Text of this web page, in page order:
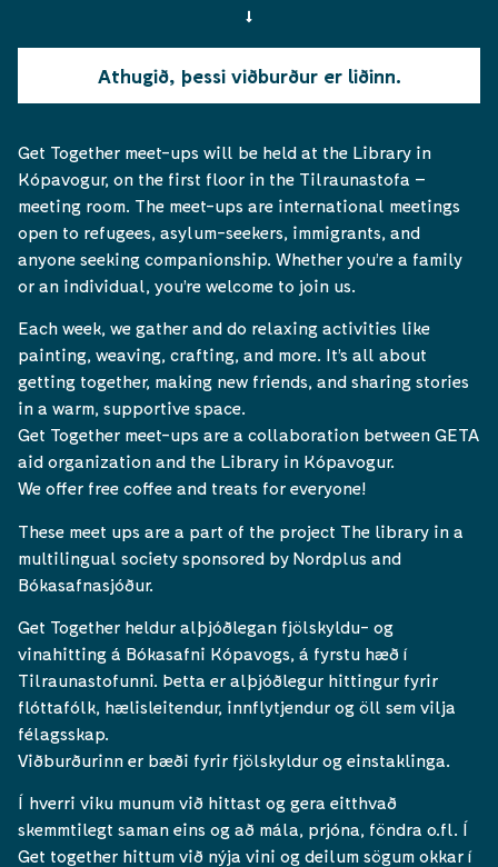
Athugið, þessi viðburður er liðinn.
Get Together meet-ups will be held at the Library in
Kópavogur, on the first floor in the Tilraunastofa –
meeting room. The meet-ups are international meetings
open to refugees, asylum-seekers, immigrants, and
anyone seeking companionship. Whether you’re a family
or an individual, you’re welcome to join us.
Each week, we gather and do relaxing activities like
painting, weaving, crafting, and more. It’s all about
getting together, making new friends, and sharing stories
in a warm, supportive space.
Get Together meet-ups are a collaboration between GETA
aid organization and the Library in Kópavogur.
We offer free coffee and treats for everyone!
These meet ups are a part of the project The library in a
multilingual society sponsored by Nordplus and
Bókasafnasjóður.
Get Together heldur alþjóðlegan fjölskyldu- og
vinahitting á Bókasafni Kópavogs, á fyrstu hæð í
Tilraunastofunni. Þetta er alþjóðlegur hittingur fyrir
flóttafólk, hælisleitendur, innflytjendur og öll sem vilja
félagsskap.
Viðburðurinn er bæði fyrir fjölskyldur og einstaklinga.
Í hverri viku munum við hittast og gera eitthvað
skemmtilegt saman eins og að mála, prjóna, föndra o.fl. Í
Get together hittum við nýja vini og deilum sögum okkar í